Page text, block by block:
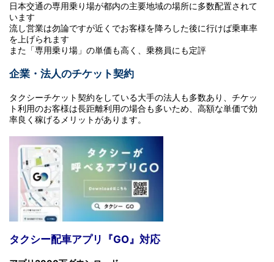
日本交通の専用乗り場が都内の主要地域の場所に多数配置されて
います
流し営業は勿論ですが近くでお客様を降ろした後に行けば乗車率
を上げられます
また「専用乗り場」の単価も高く、乗務員にも定評
企業・法人のチケット契約
タクシーチケット契約をしている大手の法人も多数あり、チケッ
ト利用のお客様は長距離利用の場合も多いため、高額な単価で効
率良く稼げるメリットがあります。
タクシー配車アプリ『GO』対応